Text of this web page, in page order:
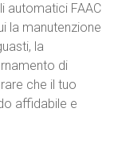
automatici FAAC
la manutenzione
la
di
che il tuo
affidabile e